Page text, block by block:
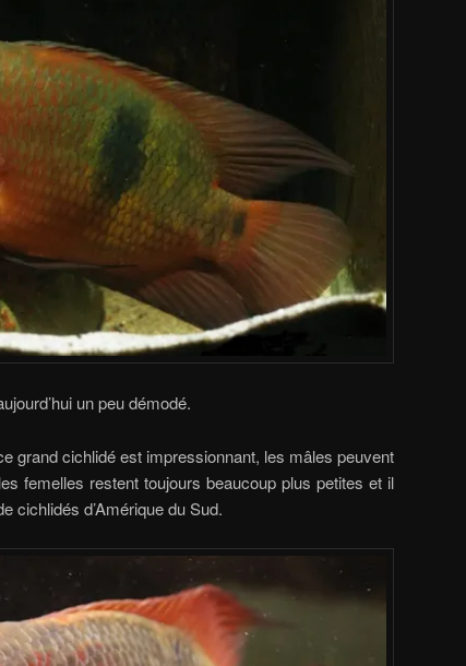
un peu démodé.
grand cichlidé est impressionnant, les mâles peuvent
femelles restent toujours beaucoup plus petites et il
cichlidés d’Amérique du Sud.